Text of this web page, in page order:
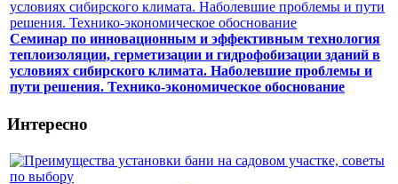
Семинар по инновационным и эффективным технология
теплоизоляции, герметизации и гидрофобизации зданий в
условиях сибирского климата. Наболевшие проблемы и
пути решения. Технико-экономическое обоснование
Интересно